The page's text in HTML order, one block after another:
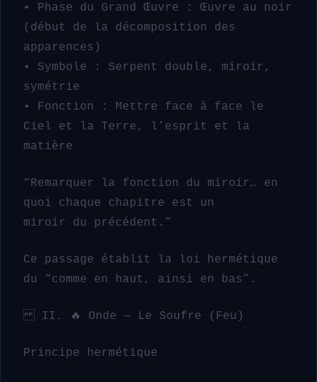
• Phase du Grand Œuvre : Œuvre au noir
(début de la décomposition des
apparences)
• Symbole : Serpent double, miroir,
symétrie
• Fonction : Mettre face à face le
Ciel et la Terre, l’esprit et la
matière
“Remarquer la fonction du miroir… en
quoi chaque chapitre est un
miroir du précédent.”
Ce passage établit la loi hermétique
du “comme en haut, ainsi en bas”.
II. 🔥 Onde — Le Soufre (Feu)
Principe hermétique